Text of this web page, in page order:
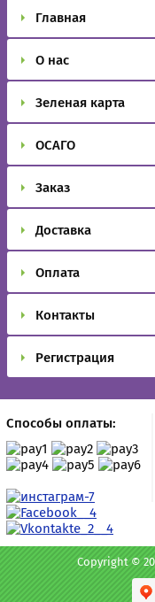
Главная
О нас
Зеленая карта
ОСАГО
Заказ
Доставка
Оплата
Контакты
Регистрация
Способы оплаты:
Copyright ©